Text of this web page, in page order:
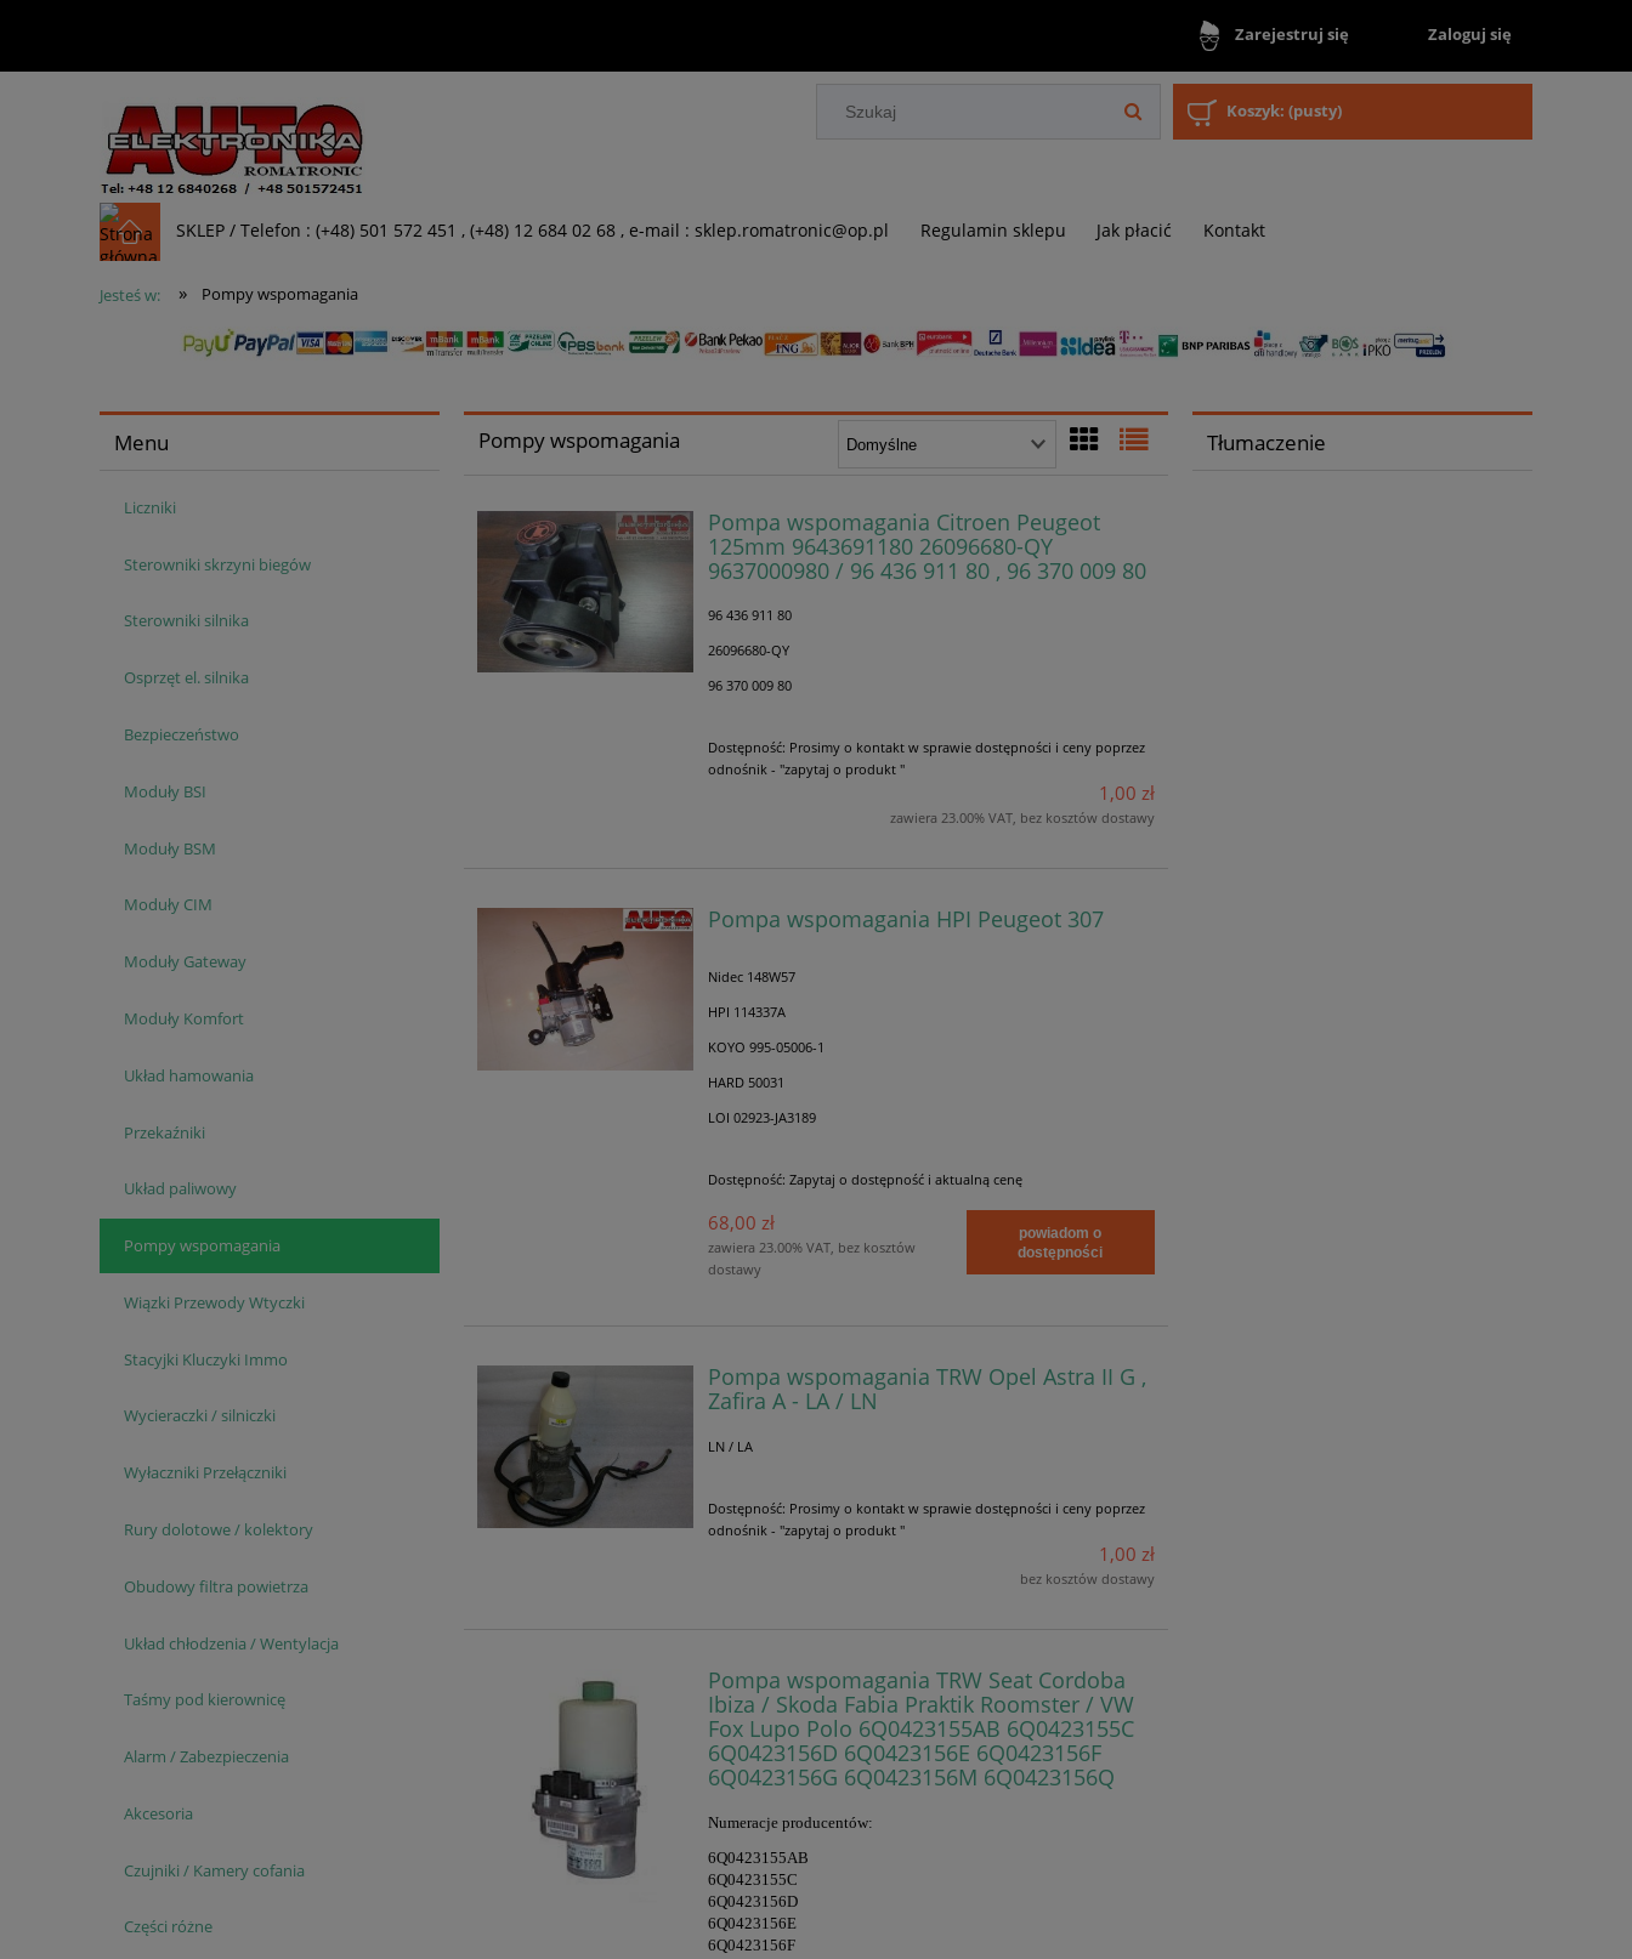
Zarejestruj się Zaloguj się
Koszyk: (pusty)
SKLEP / Telefon : (+48) 501 572 451 , (+48) 12 684 02 68 , e-mail : sklep.romatronic@op.pl Regulamin sklepu Jak płacić Kontakt
Jesteś w: » Pompy wspomagania
Menu
Liczniki
Sterowniki skrzyni biegów
Sterowniki silnika
Osprzęt el. silnika
Bezpieczeństwo
Moduły BSI
Moduły BSM
Moduły CIM
Moduły Gateway
Moduły Komfort
Układ hamowania
Przekaźniki
Układ paliwowy
Pompy wspomagania
Wiązki Przewody Wtyczki
Stacyjki Kluczyki Immo
Wycieraczki / silniczki
Wyłaczniki Przełączniki
Rury dolotowe / kolektory
Obudowy filtra powietrza
Układ chłodzenia / Wentylacja
Taśmy pod kierownicę
Alarm / Zabezpieczenia
Akcesoria
Czujniki / Kamery cofania
Części różne
Pompy wspomagania
Pompa wspomagania Citroen Peugeot
125mm 9643691180 26096680-QY
9637000980 / 96 436 911 80 , 96 370 009 80
96 436 911 80
26096680-QY
96 370 009 80
Dostępność: Prosimy o kontakt w sprawie dostępności i ceny poprzez
odnośnik - "zapytaj o produkt "
1,00 zł
zawiera 23.00% VAT, bez kosztów dostawy
Pompa wspomagania HPI Peugeot 307
Nidec 148W57
HPI 114337A
KOYO 995-05006-1
HARD 50031
LOI 02923-JA3189
Dostępność: Zapytaj o dostępność i aktualną cenę
68,00 zł
zawiera 23.00% VAT, bez kosztów
dostawy
powiadom o
dostępności
Pompa wspomagania TRW Opel Astra II G ,
Zafira A - LA / LN
LN / LA
Dostępność: Prosimy o kontakt w sprawie dostępności i ceny poprzez
odnośnik - "zapytaj o produkt "
1,00 zł
bez kosztów dostawy
Pompa wspomagania TRW Seat Cordoba
Ibiza / Skoda Fabia Praktik Roomster / VW
Fox Lupo Polo 6Q0423155AB 6Q0423155C
6Q0423156D 6Q0423156E 6Q0423156F
6Q0423156G 6Q0423156M 6Q0423156Q
Numeracje producentów:
6Q0423155AB
6Q0423155C
6Q0423156D
6Q0423156E
6Q0423156F
Tłumaczenie